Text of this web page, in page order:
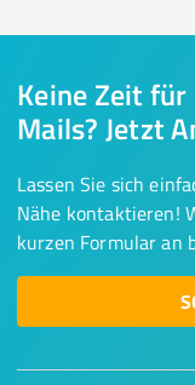
Keine Zeit für
Mails? Jetzt
Lassen Sie sich
Nähe kontaktieren!
kurzen Formular an